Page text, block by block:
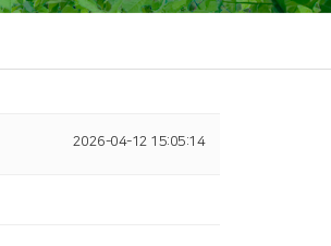
2026-04-12 15:05:14